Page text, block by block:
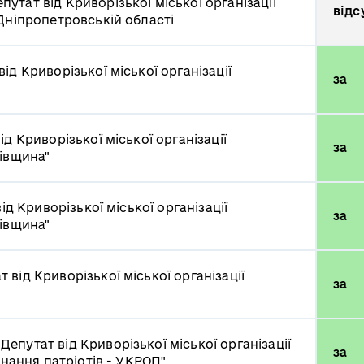
області
Криворізької міської організації
за
Криворізької міської організації
за
Криворізької міської організації
за
від Криворізької міської організації
за
Депутат від Криворізької міської організації
патріотів - УКРОП"
за